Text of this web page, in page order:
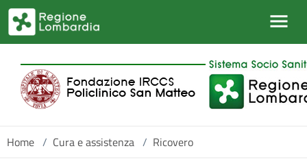
Salta al contenuto principale
Home / Cura e assistenza / Ricovero